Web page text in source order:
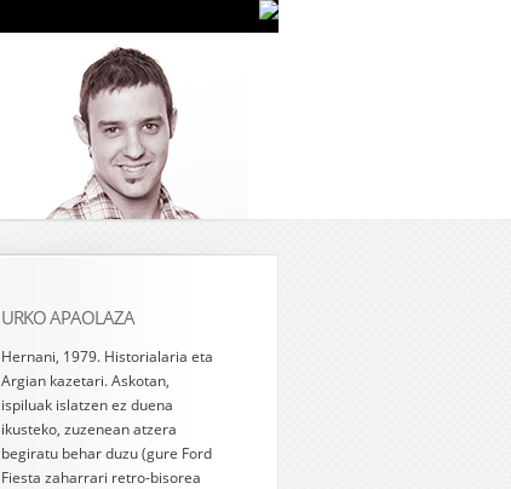
URKO APAOLAZA
Hernani, 1979. Historialaria eta
Argian kazetari. Askotan,
ispiluak islatzen ez duena
ikusteko, zuzenean atzera
begiratu behar duzu (gure Ford
Fiesta zaharrari retro-bisorea